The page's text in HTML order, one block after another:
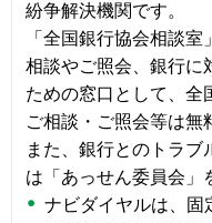
紛争解決機関です。
「全国銀行協会相談
相談やご照会、銀行に
ための窓口として、全
ご相談・ご照会等は無
また、銀行とのトラブ
は「あっせん委員会」
ナビダイヤルは、固